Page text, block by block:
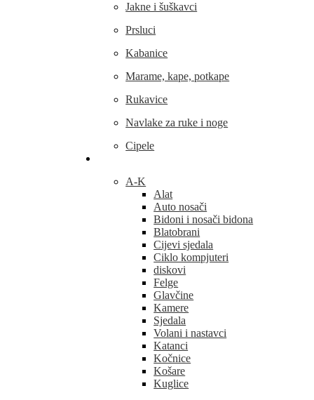
Jakne i šuškavci
Prsluci
Kabanice
Marame, kape, potkape
Rukavice
Navlake za ruke i noge
Cipele
A-K
Alat
Auto nosači
Bidoni i nosači bidona
Blatobrani
Cijevi sjedala
Ciklo kompjuteri
diskovi
Felge
Glavčine
Kamere
Sjedala
Volani i nastavci
Katanci
Kočnice
Košare
Kuglice